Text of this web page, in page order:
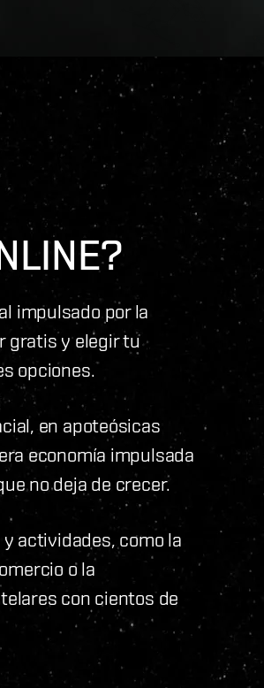
impulsado por la
gratis y elegir tu
opciones.
en apoteósicas
economía impulsada
no deja de crecer.
actividades, como la
o la
con cientos de